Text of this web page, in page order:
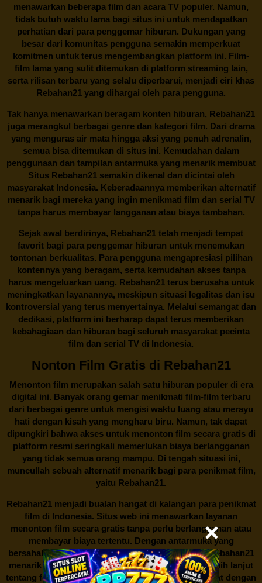
menawarkan beberapa film dan acara TV populer. Namun,
tidak butuh waktu lama bagi situs ini untuk mendapatkan
perhatian dari para penggemar hiburan. Dukungan yang
besar dari komunitas pengguna semakin memperkuat
komitmen untuk terus mengembangkan platform ini. Film-
film lama yang sulit ditemukan di platform streaming lain,
serta rilisan terbaru yang selalu diperbarui, menjadi ciri khas
Rebahan21 yang dihargai oleh para pengguna.
Tak hanya menawarkan beragam konten hiburan, Rebahan21
juga merangkul berbagai genre dan kategori film. Dari drama
yang menguras air mata hingga aksi yang penuh adrenalin,
semua bisa ditemukan di situs ini. Kemudahan dalam
penggunaan dan tampilan antarmuka yang menarik membuat
Situs Rebahan21semakin dikenal dan dicintai oleh
masyarakat Indonesia. Keberadaannya memberikan alternatif
menarik bagi mereka yang ingin menikmati film dan serial TV
tanpa harus membayar langganan atau biaya tambahan.
Sejak awal berdirinya, Rebahan21 telah menjadi tempat
favorit bagi para penggemar hiburan untuk menemukan
tontonan berkualitas. Para pengguna mengapresiasi pilihan
kontennya yang beragam, serta kemudahan akses tanpa
harus mengeluarkan uang. Rebahan21terus berusaha untuk
meningkatkan layanannya, meskipun situasi legalitas dan isu
kontroversial yang terus menyertainya. Melalui semangat dan
dedikasi, platform ini berharap dapat terus memberikan
kebahagiaan dan hiburan bagi seluruh masyarakat pecinta
film dan serial TV di Indonesia.
Nonton Film Gratis di Rebahan21
Menonton film merupakan salah satu hiburan populer di era
digital ini. Banyak orang gemar menikmati film-film terbaru
dari berbagai genre untuk mengisi waktu luang atau merayu
hati dengan kisah yang mengharu biru. Namun, tak dapat
dipungkiri bahwa akses untuk menonton film secara gratis di
platform resmi seringkali memerlukan biaya berlangganan
yang tidak semua orang mampu. Di tengah situasi ini,
muncullah sebuah alternatif menarik bagi para penikmat film,
yaitu Rebahan21.
Rebahan21menjadi bualan hangat di kalangan para penikmat
film di Indonesia. Situs web ini menawarkan layanan
menonton film secara gratis tanpa perlu berlangganan atau
membayar biaya tertentu. Dengan antarmuka yang
bersahabat dan koleksi film yang cukup lengkap,Rebahan21
menarik minat banyak orang untuk mencari tahu lebih lanjut
tentang fenomena ini. Sebagai pengguna, Anda dapat dengan